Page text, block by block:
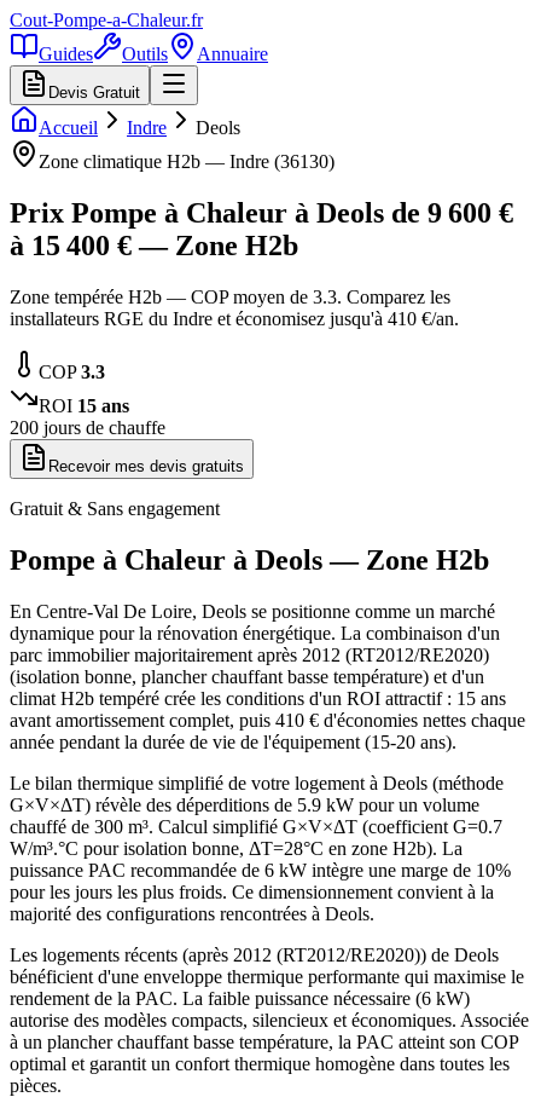
Cout-Pompe-a-Chaleur.fr
Guides
Outils Annuaire
Devis Gratuit
Accueil Indre
Deols
Zone climatique H2b — Indre (36130)
Prix Pompe à Chaleur à Deols de 9 600 €
à 15 400 € — Zone H2b
Zone tempérée H2b — COP moyen de 3.3. Comparez les
installateurs RGE du Indre et économisez jusqu'à 410 €/an.
COP3.3
ROI 15 ans
200 jours de chauffe
Recevoir mes devis gratuits
Gratuit & Sans engagement
Pompe à Chaleur à Deols— Zone H2b
En Centre-Val De Loire, Deols se positionne comme un marché
dynamique pour la rénovation énergétique. La combinaison d'un
parc immobilier majoritairement après 2012 (RT2012/RE2020)
(isolation bonne, plancher chauffant basse température) et d'un
climat H2b tempéré crée les conditions d'un ROI attractif : 15 ans
avant amortissement complet, puis 410 € d'économies nettes chaque
année pendant la durée de vie de l'équipement (15-20 ans).
Le bilan thermique simplifié de votre logement à Deols (méthode
G×V×ΔT) révèle des déperditions de 5.9 kW pour un volume
chauffé de 300 m³. Calcul simplifié G×V×ΔT (coefficient G=0.7
W/m³.°C pour isolation bonne, ΔT=28°C en zone H2b). La
puissance PAC recommandée de 6 kW intègre une marge de 10%
pour les jours les plus froids. Ce dimensionnement convient à la
majorité des configurations rencontrées à Deols.
Les logements récents (après 2012 (RT2012/RE2020)) de Deols
bénéficient d'une enveloppe thermique performante qui maximise le
rendement de la PAC. La faible puissance nécessaire (6 kW)
autorise des modèles compacts, silencieux et économiques. Associée
à un plancher chauffant basse température, la PAC atteint son COP
optimal et garantit un confort thermique homogène dans toutes les
pièces.